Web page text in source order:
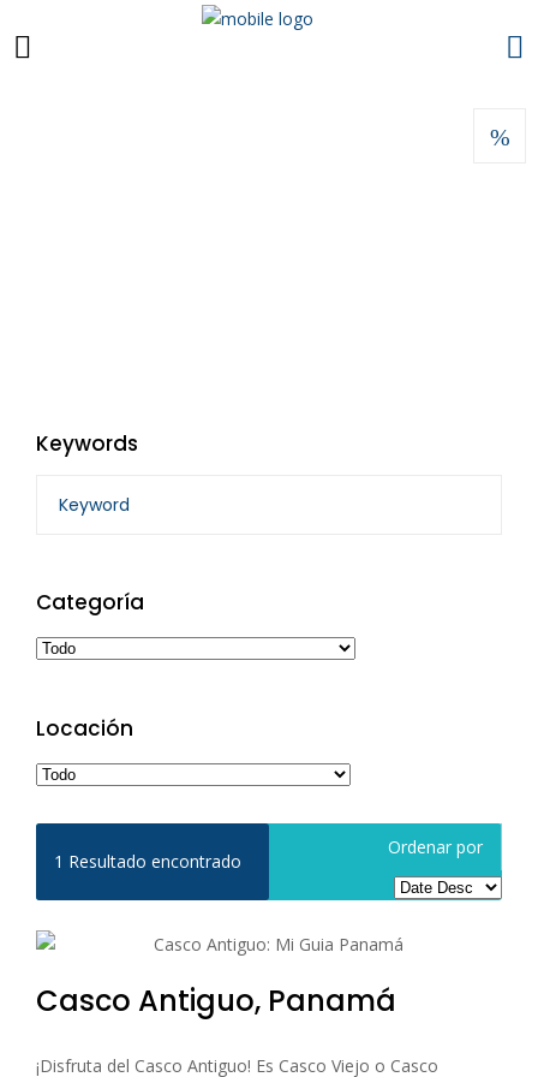
Keywords
Categoría
Locación
1 Resultado encontrado
Ordenar por
Casco Antiguo, Panamá
¡Disfruta del Casco Antiguo! Es Casco Viejo o Casco